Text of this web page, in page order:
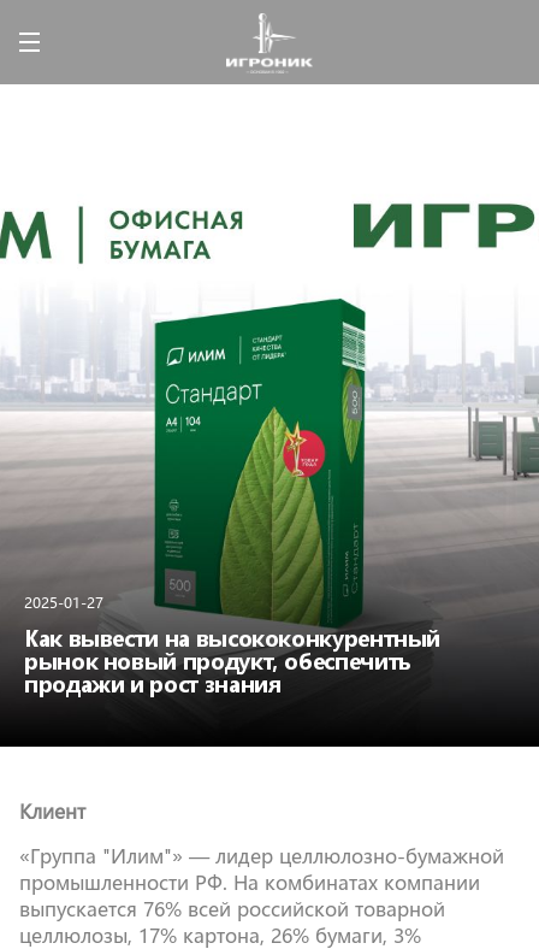
2025-01-27
Как вывести на высококонкурентный
рынок новый продукт, обеспечить
продажи и рост знания
Клиент
«Группа "Илим"» — лидер целлюлозно-бумажной
промышленности РФ. На комбинатах компании
выпускается 76% всей российской товарной
целлюлозы, 17% картона, 26% бумаги, 3%